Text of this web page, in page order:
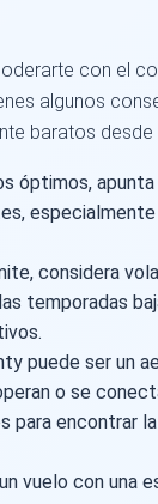
con el
algunos
baratos desde
óptimos,
especialmente
considera
temporadas
puede ser un
o se
para encontrar
vuelo con una